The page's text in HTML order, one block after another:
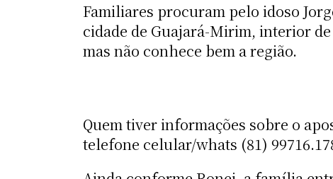
Familiares procuram pelo idoso
cidade de Guajará-Mirim, interior
mas não conhece bem a região.
Quem tiver informações sobre o
telefone celular/whats (81)